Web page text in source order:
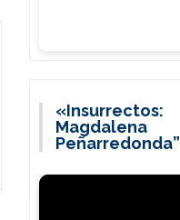
«Insurrectos:
Magdalena
Peñarredonda”